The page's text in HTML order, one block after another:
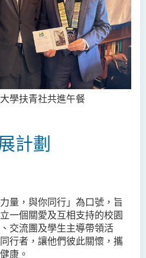
學扶青社共進午餐
計劃
量，與你同行」為口號，旨
一個關愛及互相支持的校園
交流團及學生主導帶領活
行者，讓他們彼此關懷，攜
康。